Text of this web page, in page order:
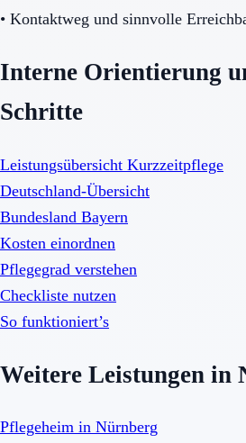
• Kontaktweg und sinnvolle
Interne Orientierung
Schritte
Leistungsübersicht Kurzzeitpflege
Deutschland-Übersicht
Bundesland Bayern
Kosten einordnen
Pflegegrad verstehen
Checkliste nutzen
So funktioniert’s
Weitere Leistungen in
Pflegeheim in Nürnberg